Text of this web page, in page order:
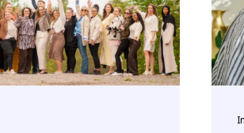
ger enbart mer information om
och använder mina uppgifter enligt